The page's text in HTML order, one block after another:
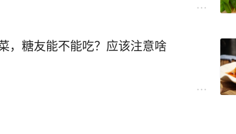
，糖友能不能吃？应该注意啥